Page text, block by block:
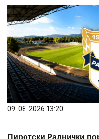
09. 08. 2026 13:20
Пиротски Раднички